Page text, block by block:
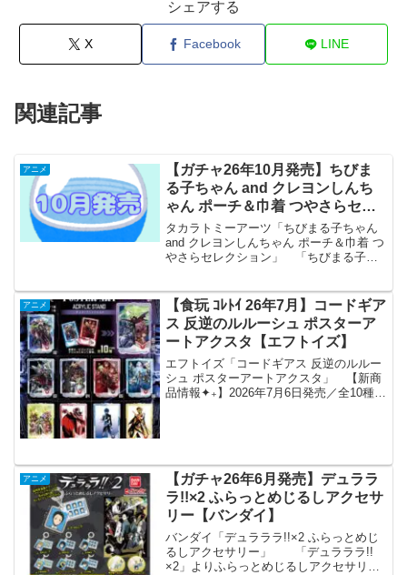
シェアする
X Facebook LINE
関連記事
アニメ
【ガチャ26年10月発売】ちびま
る子ちゃん and クレヨンしんち
ゃん ポーチ＆巾着 つやさらセレ
クション【タカラトミーアーツ】
タカラトミーアーツ「ちびまる子ちゃん
and クレヨンしんちゃん ポーチ＆巾着 つ
やさらセレクション」 「ちびまる子ち
セルトイ売り場から発売されます。
『ちび...
アニメ
【食玩 ｺﾚﾄｲ 26年7月】コードギア
ス 反逆のルルーシュ ポスターア
ートアクスタ【エフトイズ】
エフトイズ「コードギアス 反逆のルルー
シュ ポスターアートアクスタ」 【新商
品情報✦₊】2026年7月6日発売／全10種／
アニメ
【ガチャ26年6月発売】デュララ
ラ!!×2 ふらっとめじるしアクセサ
リー【バンダイ】
バンダイ「デュラララ!!×2 ふらっとめじ
るしアクセサリー」 「デュラララ!!
×2」よりふらっとめじるしアクセサリー